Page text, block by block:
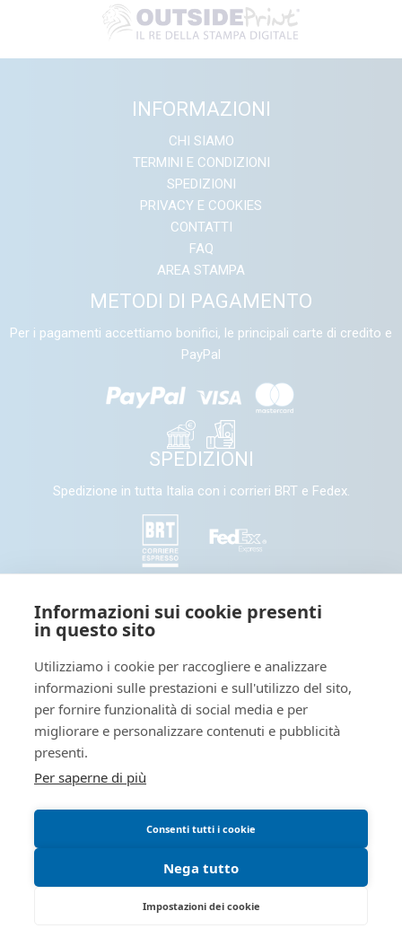
Informazioni sui cookie presenti
in questo sito
Utilizziamo i cookie per raccogliere e analizzare
informazioni sulle prestazioni e sull'utilizzo del sito,
per fornire funzionalità di social media e per
migliorare e personalizzare contenuti e pubblicità
presenti.
Per saperne di più
Consenti tutti i cookie
Nega tutto
Impostazioni dei cookie
INFORMAZIONI
CHI SIAMO
TERMINI E CONDIZIONI
SPEDIZIONI
PRIVACY E COOKIES
CONTATTI
FAQ
AREA STAMPA
METODI DI PAGAMENTO
Per i pagamenti accettiamo bonifici, le principali carte di credito e
PayPal
SPEDIZIONI
Spedizione in tutta Italia con i corrieri BRT e Fedex.
SEGUICI
Seguici e condividi con noi sui nostri canali social
Tieniti informato: leggi il nostro
Blog dedicato a novità interessanti sul mondo della stampa
Blog - OutsidePrint.info